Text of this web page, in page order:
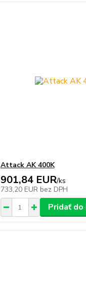
Attack AK 400K
901,84 EUR/ks
733,20 EUR bez DPH
Pridať do